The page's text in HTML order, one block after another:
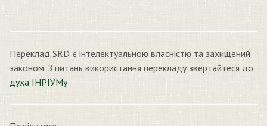
Переклад SRD є інтелектуальною власністю та захищений
законом. З питань використання перекладу звертайтеся до
духа ІНРІУМу